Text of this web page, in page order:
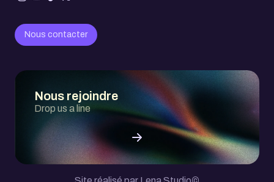
Nous contacter
Nous rejoindre
Drop us a line